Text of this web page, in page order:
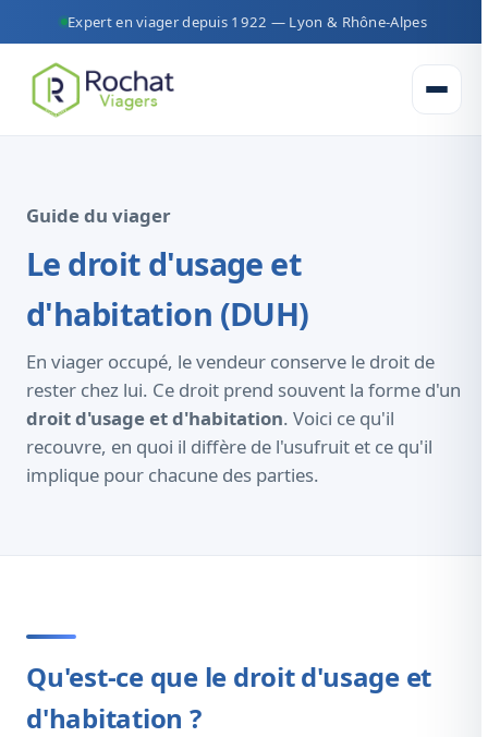
Expert en viager depuis 1922 — Lyon & Rhône-Alpes
Ouvrir
Guide du viager
Le droit d'usage et
d'habitation (DUH)
En viager occupé, le vendeur conserve le droit de
rester chez lui. Ce droit prend souvent la forme d'un
droit d'usage et d'habitation. Voici ce qu'il
recouvre, en quoi il diffère de l'usufruit et ce qu'il
implique pour chacune des parties.
Qu'est-ce que le droit d'usage et
d'habitation ?